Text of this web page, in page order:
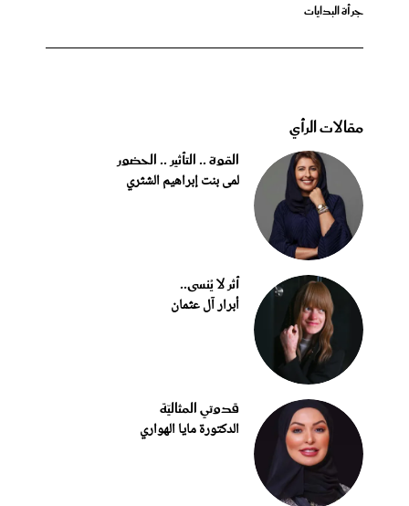
جرأة البدايات
مقالات الرأي
القوة .. التأثير .. الحضور
لمى بنت إبراهيم الشثري
أثر لا يُنسى..
أبرار آل عثمان
قدوتي المثاليّة
الدكتورة مايا الهواري